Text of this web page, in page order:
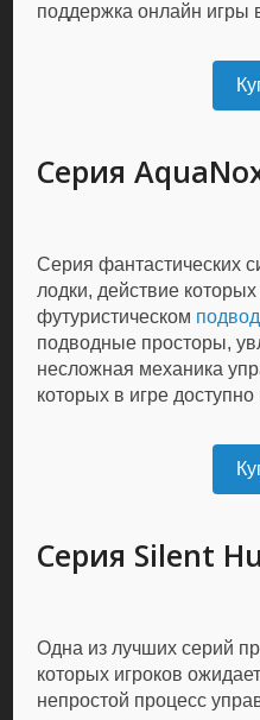
поддержка онлайн игры
Серия
Серия фантастических
лодки, действие
футуристическом
подводные просторы,
несложная механика
которых в игре доступно
Серия Silent
Одна из лучших серий
которых игроков
непростой процесс